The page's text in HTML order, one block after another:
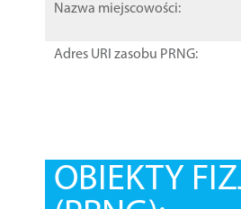
Nazwa miejscowości:
Adres URI zasobu PRNG:
OBIEKTY